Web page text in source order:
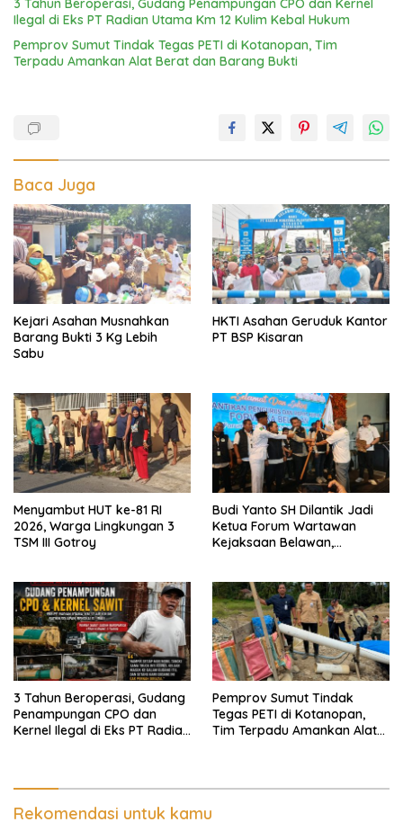
3 Tahun Beroperasi, Gudang Penampungan CPO dan Kernel
Ilegal di Eks PT Radian Utama Km 12 Kulim Kebal Hukum
Pemprov Sumut Tindak Tegas PETI di Kotanopan, Tim
Terpadu Amankan Alat Berat dan Barang Bukti
Baca Juga
Kejari Asahan Musnahkan
Barang Bukti 3 Kg Lebih
Sabu
HKTI Asahan Geruduk Kantor
PT BSP Kisaran
Menyambut HUT ke-81 RI
2026, Warga Lingkungan 3
TSM III Gotroy
Budi Yanto SH Dilantik Jadi
Ketua Forum Wartawan
Kejaksaan Belawan,
Pendampingan Hukum dan
Ekomoni Semua Anggota
3 Tahun Beroperasi, Gudang
Penampungan CPO dan
Kernel Ilegal di Eks PT Radian
Pemprov Sumut Tindak
Tegas PETI di Kotanopan,
Tim Terpadu Amankan Alat
Rekomendasi untuk kamu